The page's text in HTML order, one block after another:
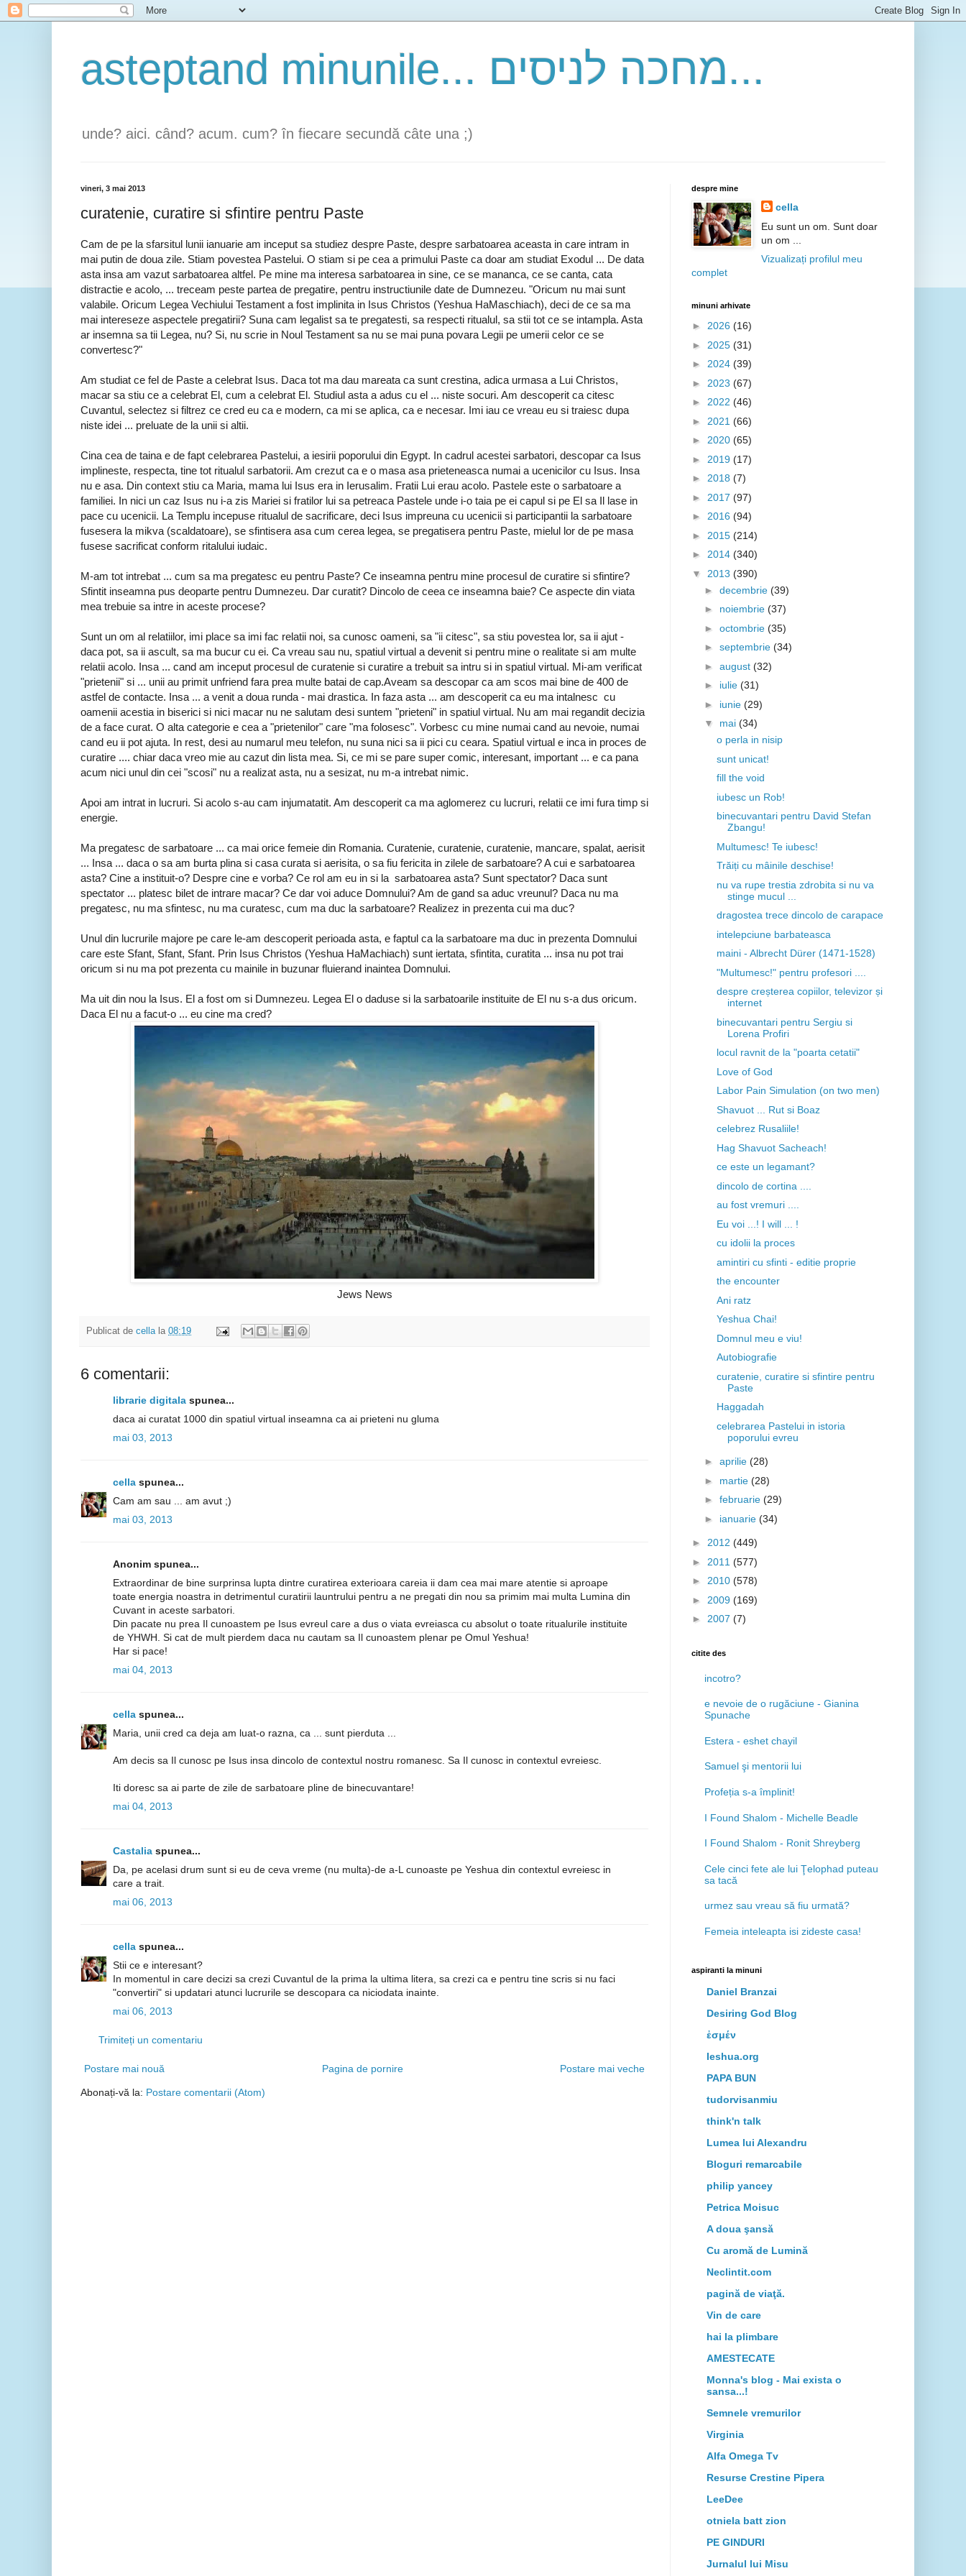
asteptand minunile... מחכה לניסים...
unde? aici. când? acum. cum? în fiecare secundă câte una ;)
vineri, 3 mai 2013
curatenie, curatire si sfintire pentru Paste
Cam de pe la sfarsitul lunii ianuarie am inceput sa studiez despre Paste, despre sarbatoarea aceasta in care intram in
mai putin de doua zile. Stiam povestea Pastelui. O stiam si pe cea a primului Paste ca doar am studiat Exodul ... De data
asta insa am vazut sarbatoarea altfel. Pe mine ma interesa sarbatoarea in sine, ce se mananca, ce se canta, cata
distractie e acolo, ... treceam peste partea de pregatire, pentru instructiunile date de Dumnezeu. "Oricum nu mai sunt
valabile. Oricum Legea Vechiului Testament a fost implinita in Isus Christos (Yeshua HaMaschiach), deci de ce sa ma
mai intereseze aspectele pregatirii? Suna cam legalist sa te pregatesti, sa respecti ritualul, sa stii tot ce se intampla. Asta
ar insemna sa tii Legea, nu? Si, nu scrie in Noul Testament sa nu se mai puna povara Legii pe umerii celor ce se
convertesc?"
Am studiat ce fel de Paste a celebrat Isus. Daca tot ma dau mareata ca sunt crestina, adica urmasa a Lui Christos,
macar sa stiu ce a celebrat El, cum a celebrat El. Studiul asta a adus cu el ... niste socuri. Am descoperit ca citesc
Cuvantul, selectez si filtrez ce cred eu ca e modern, ca mi se aplica, ca e necesar. Imi iau ce vreau eu si traiesc dupa
niste idei ... preluate de la unii si altii.
Cina cea de taina e de fapt celebrarea Pastelui, a iesirii poporului din Egypt. In cadrul acestei sarbatori, descopar ca Isus
implineste, respecta, tine tot ritualul sarbatorii. Am crezut ca e o masa asa prieteneasca numai a ucenicilor cu Isus. Insa
nu e asa. Din context stiu ca Maria, mama lui Isus era in Ierusalim. Fratii Lui erau acolo. Pastele este o sarbatoare a
familiei. In nici un caz Isus nu i-a zis Mariei si fratilor lui sa petreaca Pastele unde i-o taia pe ei capul si pe El sa Il lase in
pace cu ucenicii. La Templu incepuse ritualul de sacrificare, deci Isus impreuna cu ucenicii si participantii la sarbatoare
fusesera la mikva (scaldatoare), se sfintisera asa cum cerea legea, se pregatisera pentru Paste, mielul lor de pe masa
fusese sacrificat conform ritalului iudaic.
M-am tot intrebat ... cum sa ma pregatesc eu pentru Paste? Ce inseamna pentru mine procesul de curatire si sfintire?
Sfintit inseamna pus deoparte pentru Dumnezeu. Dar curatit? Dincolo de ceea ce inseamna baie? Ce aspecte din viata
mea trebuie sa intre in aceste procese?
Sunt un om al relatiilor, imi place sa imi fac relatii noi, sa cunosc oameni, sa "ii citesc", sa stiu povestea lor, sa ii ajut -
daca pot, sa ii ascult, sa ma bucur cu ei. Ca vreau sau nu, spatiul virtual a devenit si pentru mine o realitate si am multe
relatii acolo. Insa ... cand am inceput procesul de curatenie si curatire a trebuit sa intru si in spatiul virtual. Mi-am verificat
"prietenii" si ... unii au primit unfriend fara prea multe batai de cap.Aveam sa descopar ca am scos mai bine de 400 de
astfel de contacte. Insa ... a venit a doua runda - mai drastica. In faza asta ... am descoperit ca eu ma intalnesc cu
oamenii acestia in biserici si nici macar nu ne salutam desi suntem "prieteni" in spatiul virtual. Nu am mai regandit decizia
de a face curat. O alta categorie e cea a "prietenilor" care "ma folosesc". Vorbesc cu mine numai cand au nevoie, numai
cand eu ii pot ajuta. In rest, desi au numarul meu telefon, nu suna nici sa ii pici cu ceara. Spatiul virtual e inca in proces de
curatire .... chiar daca vreo mie au cazut din lista mea. Si, ce mi se pare super comic, interesant, important ... e ca pana
acum nici unul din cei "scosi" nu a realizat asta, nu a sesizat, nu m-a intrebat nimic.
Apoi am intrat in lucruri. Si acolo s-au cam injumatatit. Am descoperit ca ma aglomerez cu lucruri, relatii ce imi fura timp si
energie.
Ma pregatesc de sarbatoare ... ca mai orice femeie din Romania. Curatenie, curatenie, curatenie, mancare, spalat, aerisit
... Insa ... daca o sa am burta plina si casa curata si aerisita, o sa fiu fericita in zilele de sarbatoare? A cui e sarbatoarea
asta? Cine a instituit-o? Despre cine e vorba? Ce rol am eu in si la sarbatoarea asta? Sunt spectator? Daca sunt
spectator ... platesc bilet de intrare macar? Ce dar voi aduce Domnului? Am de gand sa aduc vreunul? Daca nu ma
pregatesc, nu ma sfintesc, nu ma curatesc, cum ma duc la sarbatoare? Realizez in prezenta cui ma duc?
Unul din lucrurile majore pe care le-am descoperit perioada asta, e faptul ca la sarbatoare ma duc in prezenta Domnului
care este Sfant, Sfant, Sfant. Prin Isus Christos (Yeshua HaMachiach) sunt iertata, sfintita, curatita ... insa nu pot trai
oricum si nu ma pot prezenta cu mainile in buzunar fluierand inaintea Domnului.
Ma uit din nou la Isus. El a fost om si Dumnezeu. Legea El o daduse si la sarbatoarile instituite de El nu s-a dus oricum.
Daca El nu a facut-o ... eu cine ma cred?
Jews News
Publicat de cella la 08:19
6 comentarii:
librarie digitala spunea...
daca ai curatat 1000 din spatiul virtual inseamna ca ai prieteni nu gluma
mai 03, 2013
cella spunea...
Cam am sau ... am avut ;)
mai 03, 2013
Anonim spunea...
Extraordinar de bine surprinsa lupta dintre curatirea exterioara careia ii dam cea mai mare atentie si aproape
toate energia noastra in detrimentul curatirii launtrului pentru a ne pregati din nou sa primim mai multa Lumina din
Cuvant in aceste sarbatori.
Din pacate nu prea Il cunoastem pe Isus evreul care a dus o viata evreiasca cu absolut o toate ritualurile instituite
de YHWH. Si cat de mult pierdem daca nu cautam sa Il cunoastem plenar pe Omul Yeshua!
Har si pace!
mai 04, 2013
cella spunea...
Maria, unii cred ca deja am luat-o razna, ca ... sunt pierduta ...
Am decis sa Il cunosc pe Isus insa dincolo de contextul nostru romanesc. Sa Il cunosc in contextul evreiesc.
Iti doresc sa ai parte de zile de sarbatoare pline de binecuvantare!
mai 04, 2013
Castalia spunea...
Da, pe acelasi drum sunt si eu de ceva vreme (nu multa)-de a-L cunoaste pe Yeshua din contextul evreiesc in
care a trait.
mai 06, 2013
cella spunea...
Stii ce e interesant?
In momentul in care decizi sa crezi Cuvantul de la prima la ultima litera, sa crezi ca e pentru tine scris si nu faci
"convertiri" si updatari atunci lucrurile se descopara ca niciodata inainte.
mai 06, 2013
Trimiteți un comentariu
Postare mai nouă Postare mai veche
Pagina de pornire
Abonați-vă la: Postare comentarii (Atom)
despre mine
cella
Eu sunt un om. Sunt doar
un om ...
Vizualizați profilul meu
complet
minuni arhivate
► 2026 (16)
► 2025 (31)
► 2024 (39)
► 2023 (67)
► 2022 (46)
► 2021 (66)
► 2020 (65)
► 2019 (17)
► 2018 (7)
► 2017 (97)
► 2016 (94)
► 2015 (214)
► 2014 (340)
▼ 2013 (390)
► decembrie (39)
► noiembrie (37)
► octombrie (35)
► septembrie (34)
► august (32)
► iulie (31)
► iunie (29)
▼ mai (34)
o perla in nisip
sunt unicat!
fill the void
iubesc un Rob!
binecuvantari pentru David Stefan
Zbangu!
Multumesc! Te iubesc!
Trăiți cu mâinile deschise!
nu va rupe trestia zdrobita si nu va
stinge mucul ...
dragostea trece dincolo de carapace
intelepciune barbateasca
maini - Albrecht Dürer (1471-1528)
"Multumesc!" pentru profesori ....
despre creșterea copiilor, televizor și
internet
binecuvantari pentru Sergiu si
Lorena Profiri
locul ravnit de la "poarta cetatii"
Love of God
Labor Pain Simulation (on two men)
Shavuot ... Rut si Boaz
celebrez Rusaliile!
Hag Shavuot Sacheach!
ce este un legamant?
dincolo de cortina ....
au fost vremuri ....
Eu voi ...! I will ... !
cu idolii la proces
amintiri cu sfinti - editie proprie
the encounter
Ani ratz
Yeshua Chai!
Domnul meu e viu!
Autobiografie
curatenie, curatire si sfintire pentru
Paste
Haggadah
celebrarea Pastelui in istoria
poporului evreu
► aprilie (28)
► martie (28)
► februarie (29)
► ianuarie (34)
► 2012 (449)
► 2011 (577)
► 2010 (578)
► 2009 (169)
► 2007 (7)
citite des
incotro?
e nevoie de o rugăciune - Gianina
Spunache
Estera - eshet chayil
Samuel şi mentorii lui
Profeția s-a împlinit!
I Found Shalom - Michelle Beadle
I Found Shalom - Ronit Shreyberg
Cele cinci fete ale lui Ţelophad puteau
sa tacă
urmez sau vreau să fiu urmată?
Femeia inteleapta isi zideste casa!
aspiranti la minuni
Daniel Branzai
Desiring God Blog
ἐσμέν
Ieshua.org
PAPA BUN
tudorvisanmiu
think'n talk
Lumea lui Alexandru
Bloguri remarcabile
philip yancey
Petrica Moisuc
A doua şansă
Cu aromă de Lumină
Neclintit.com
pagină de viaţă.
Vin de care
hai la plimbare
AMESTECATE
Monna's blog - Mai exista o
sansa...!
Semnele vremurilor
Virginia
Alfa Omega Tv
Resurse Crestine Pipera
LeeDee
otniela batt zion
PE GINDURI
Jurnalul lui Misu